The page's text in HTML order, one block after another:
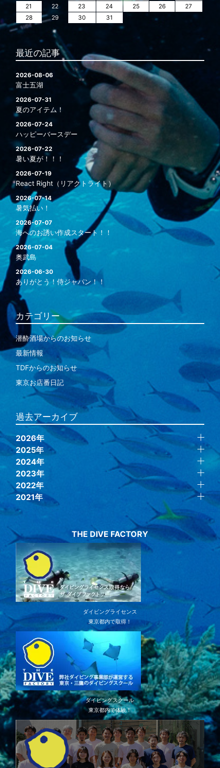
21 22 23 24 25 26
27
28
29 30 31
最近の記事
2026-08-06
富士五湖
2026-07-31
夏のアイテム！
2026-07-24
ハッピーバースデー
2026-07-22
暑い夏が！！！
2026-07-19
React Right（リアクトライト）
2026-07-14
暑気払い！
2026-07-07
海へのお誘い作成スタート！！
2026-07-04
奥武島
2026-06-30
ありがとう！侍ジャパン！！
カテゴリー
潜酔酒場からのお知らせ
最新情報
TDFからのお知らせ
東京お店番日記
過去アーカイブ
2026年
2025年
2024年
2023年
2022年
2021年
THE DIVE FACTORY
ダイビングライセンス
東京都内で取得！
ダイビングスクール
東京都内で体験！